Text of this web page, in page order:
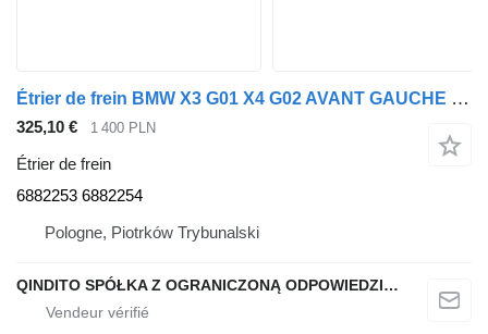
Étrier de frein BMW X3 G01 X4 G02 AVANT GAUCHE DROITE 6882253 6882254 pour automobile BMW X4 G02 X3 G01
325,10 € 1 400 PLN
Étrier de frein
6882253 6882254
Pologne, Piotrków Trybunalski
QINDITO SPÓŁKA Z OGRANICZONĄ ODPOWIEDZIALNOŚCIĄ